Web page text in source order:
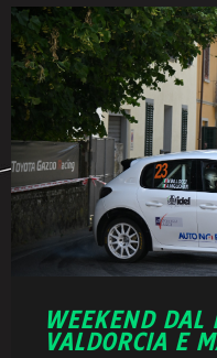
WEEKEND DAL
VALDORCIA E